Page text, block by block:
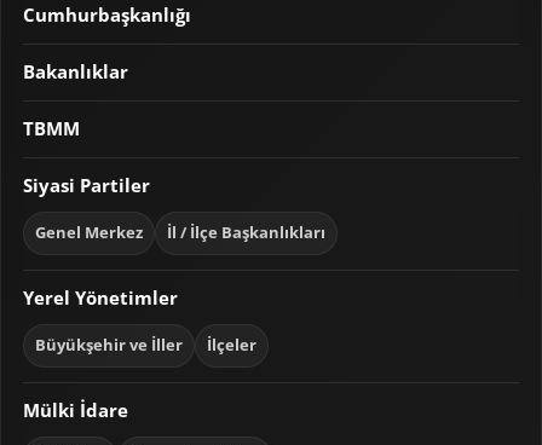
Cumhurbaşkanlığı
Bakanlıklar
TBMM
Siyasi Partiler
Genel Merkez İl / İlçe Başkanlıkları
Yerel Yönetimler
Büyükşehir ve İller İlçeler
Mülki İdare